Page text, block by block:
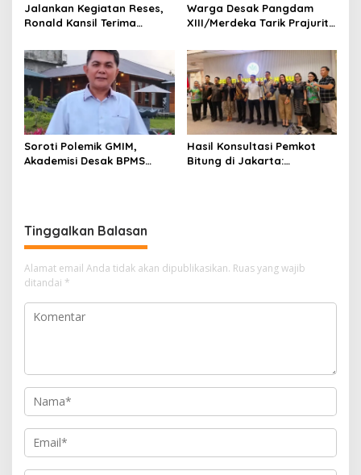
Jalankan Kegiatan Reses,
Ronald Kansil Terima
Warga Desak Pangdam
XIII/Merdeka Tarik Prajurit
“Rakyat Tidak Butuh
Tentara di Lokasi
Tambang”
Soroti Polemik GMIM,
Akademisi Desak BPMS
Hasil Konsultasi Pemkot
Bitung di Jakarta:
Tinggalkan Balasan
Alamat email Anda tidak akan dipublikasikan. Ruas yang wajib
ditandai *